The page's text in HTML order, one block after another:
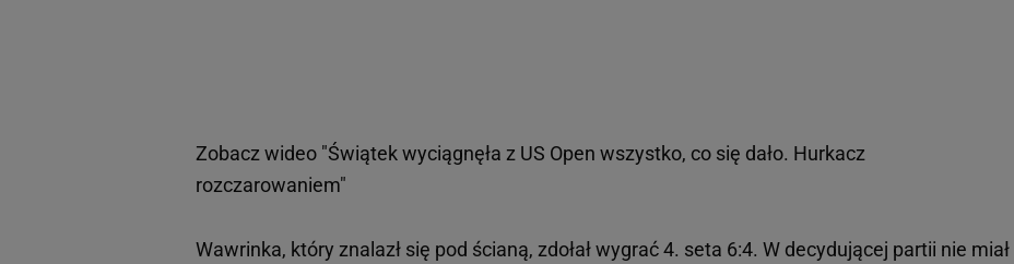
Zobacz wideo "Świątek wyciągnęła z US Open wszystko, co się dało. Hurkacz
rozczarowaniem"
Wawrinka, który znalazł się pod ścianą, zdołał wygrać 4. seta 6:4. W decydującej partii nie miał